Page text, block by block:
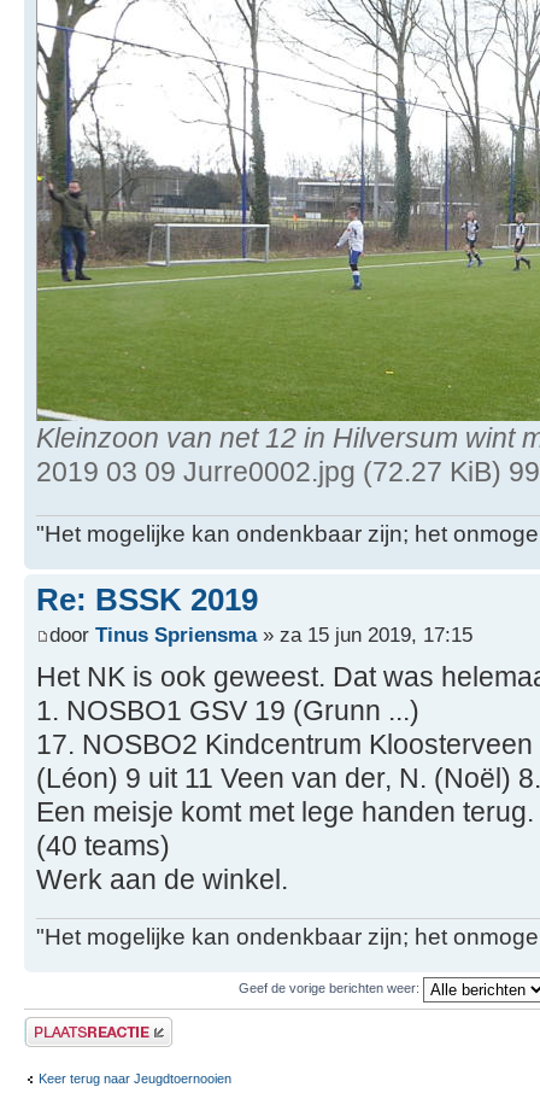
Kleinzoon van net 12 in Hilversum wint
2019 03 09 Jurre0002.jpg (72.27 KiB)
"Het mogelijke kan ondenkbaar zijn; het
Re: BSSK 2019
door Tinus Spriensma» za 15 jun 2019, 17:15
Het NK is ook geweest. Dat was
1. NOSBO1 GSV 19 (Grunn ...)
17. NOSBO2 Kindcentrum
(Léon) 9 uit 11 Veen van der, N. (Noël)
Een meisje komt met lege handen terug.
(40 teams)
Werk aan de winkel.
"Het mogelijke kan ondenkbaar zijn; het
Geef de vorige berichten weer:
Plaats een reactie
Keer terug naar Jeugdtoernooien